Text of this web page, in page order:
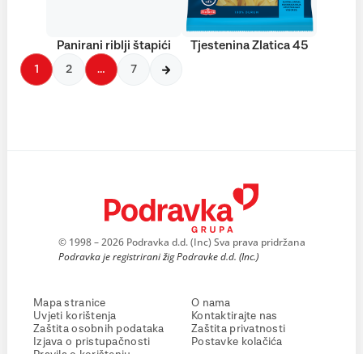
Panirani riblji štapići Tjestenina Zlatica 45
1 2 … 7
© 1998 – 2026 Podravka d.d. (Inc) Sva prava pridržana
Podravka je registrirani žig Podravke d.d. (Inc.)
Mapa stranice
Uvjeti korištenja
Zaštita osobnih podataka
Izjava o pristupačnosti
O nama
Kontaktirajte nas
Zaštita privatnosti
Postavke kolačića